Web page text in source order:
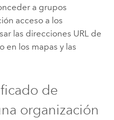
a grupos
acceso a los
las direcciones URL de
en los mapas y las
de
organización